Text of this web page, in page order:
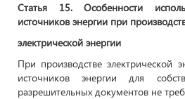
Статья 15. Особенности
источников энергии при
электрической энергии
При производстве электрической
источников энергии для
разрешительных документов не